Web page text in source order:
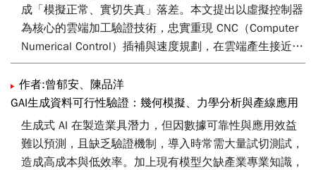
成「模擬正常、實切失真」落差。本文提出以虛擬控制器
為核心的雲端加工驗證技術，忠實重現 CNC（Computer
Numerical Control）插補與速度規劃，在雲端產生接近實
機的時間序列插補點與軸速訊號，作為 3D（three-
dimensional）切削模擬、切削力學分析以及 3D 渲染的
共同基準。透過服務化與可擴充運算架構，本技術提供可
重複、可追溯的遠端驗證流程，相較僅依通用
NC（Numerical Control）解譯器之幾何模擬，更能降低
試切成本與撞機風險，強化智慧製造場域之導入效益。
作者:曾郁安、陳品洋
GAI生成資料可行性驗證：幾何模擬、力學分析與產線應用
生成式 AI 在製造業具潛力，但因數據可靠性與應用效益
難以預測，且缺乏驗證機制，導入時常需大量試切測試，
造成高成本與低效率。加上現有模型欠缺產業專業知識，